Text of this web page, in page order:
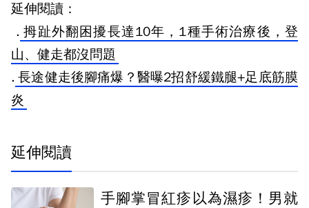
延伸閱讀：
. 拇趾外翻困擾長達10年，1種手術治療後，登
山、健走都沒問題
. 長途健走後腳痛爆？醫曝2招舒緩鐵腿+足底筋膜
炎
延伸閱讀
手腳掌冒紅疹以為濕疹！男就